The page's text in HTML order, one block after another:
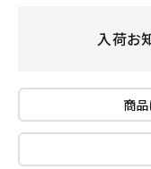
入荷お
商